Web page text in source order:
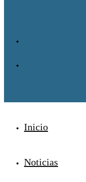
Inicio
Noticias